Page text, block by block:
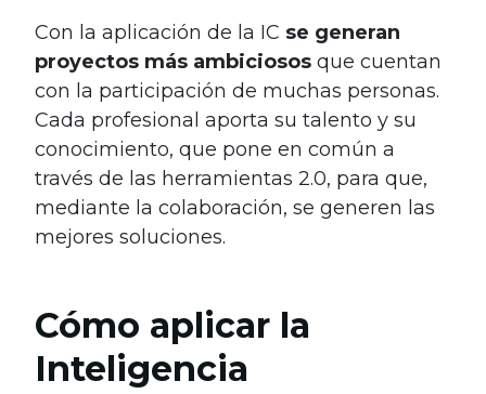
Con la aplicación de la IC se generan
proyectos más ambiciosos que cuentan
con la participación de muchas personas.
Cada profesional aporta su talento y su
conocimiento, que pone en común a
través de las herramientas 2.0, para que,
mediante la colaboración, se generen las
mejores soluciones.
Cómo aplicar la
Inteligencia